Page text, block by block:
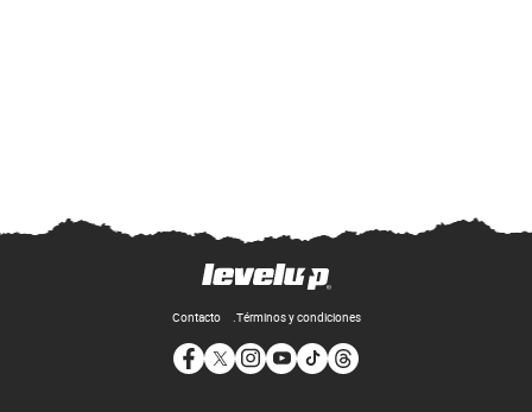
Contacto Términos y condiciones
Opens in new window
Opens in new window
Opens in new window
Opens in new window
Opens in new window
Opens in new window